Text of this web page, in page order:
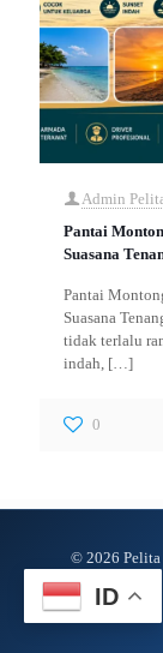
Admin
Pantai
Suasana
Pantai
Suasana
tidak terlalu
indah, […]
0
© 2026 Pelita
ID